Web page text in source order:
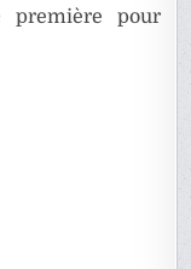
première pour